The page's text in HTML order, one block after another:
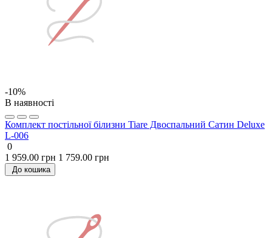
-10%
В наявності
Комплект постільної білизни Tiare Двоспальний Сатин Deluxe
L-006
0
1 959.00 грн 1 759.00 грн
До кошика